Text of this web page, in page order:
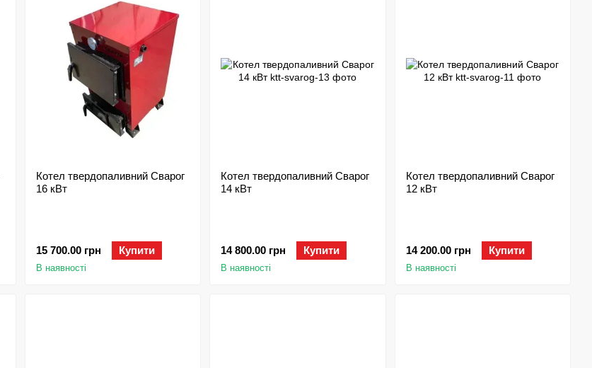
Котел твердопаливний Сварог
16 кВт
15 700.00 грн Купити
В наявності
Котел твердопаливний Сварог
14 кВт
14 800.00 грн Купити
В наявності
Котел твердопаливний Сварог
12 кВт
14 200.00 грн Купити
В наявності